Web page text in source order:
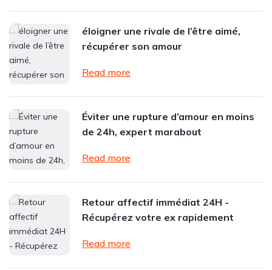
éloigner une rivale de l’être aimé,
récupérer son amour
Read more
Éviter une rupture d’amour en moins
de 24h, expert marabout
Read more
Retour affectif immédiat 24H -
Récupérez votre ex rapidement
Read more